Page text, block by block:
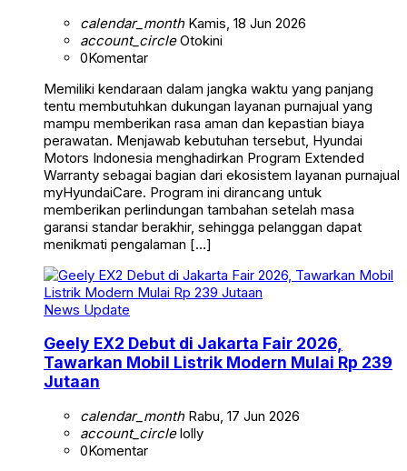
calendar_monthKamis, 18 Jun 2026
account_circleOtokini
0Komentar
Memiliki kendaraan dalam jangka waktu yang panjang
tentu membutuhkan dukungan layanan purnajual yang
mampu memberikan rasa aman dan kepastian biaya
perawatan. Menjawab kebutuhan tersebut, Hyundai
Motors Indonesia menghadirkan Program Extended
Warranty sebagai bagian dari ekosistem layanan purnajual
myHyundaiCare. Program ini dirancang untuk
memberikan perlindungan tambahan setelah masa
garansi standar berakhir, sehingga pelanggan dapat
menikmati pengalaman […]
News Update
Geely EX2 Debut di Jakarta Fair 2026,
Tawarkan Mobil Listrik Modern Mulai Rp 239
Jutaan
calendar_monthRabu, 17 Jun 2026
account_circlelolly
0Komentar